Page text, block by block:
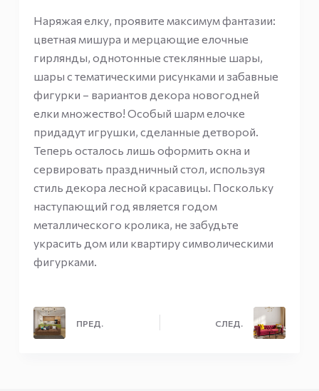
Наряжая елку, проявите максимум фантазии:
цветная мишура и мерцающие елочные
гирлянды, однотонные стеклянные шары,
шары с тематическими рисунками и забавные
фигурки – вариантов декора новогодней
елки множество! Особый шарм елочке
придадут игрушки, сделанные детворой.
Теперь осталось лишь оформить окна и
сервировать праздничный стол, используя
стиль декора лесной красавицы. Поскольку
наступающий год является годом
металлического кролика, не забудьте
украсить дом или квартиру символическими
фигурками.
ПРЕД. СЛЕД.